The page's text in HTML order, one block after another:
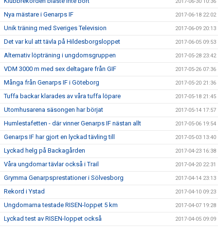
2017-06-30 10:36
Nya mästare i Genarps IF 2017-06-18 22:02
Unik träning med Sveriges Television 2017-06-09 20:13
Det var kul att tävla på Hildesborgsloppet 2017-06-05 09:53
Alternativ löpträning i ungdomsgruppen 2017-05-28 23:42
VDM 3000 m med sex deltagare från GIF 2017-05-26 07:36
Många från Genarps IF i Göteborg 2017-05-20 21:36
Tuffa backar klarades av våra tuffa löpare 2017-05-18 21:45
Utomhusarena säsongen har börjat 2017-05-14 17:57
Humlestafetten - där vinner Genarps IF nästan allt 2017-05-06 19:54
Genarps IF har gjort en lyckad tävling till 2017-05-03 13:40
Lyckad helg på Backagården 2017-04-23 16:38
Våra ungdomar tävlar också i Trail 2017-04-20 22:31
Grymma Genarpsprestationer i Sölvesborg 2017-04-14 23:13
Rekord i Ystad 2017-04-10 09:23
Ungdomarna testade RISEN-loppet 5 km 2017-04-07 19:28
Lyckad test av RISEN-loppet också 2017-04-05 09:09